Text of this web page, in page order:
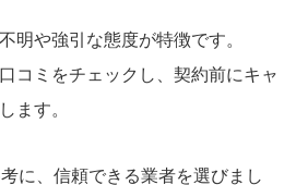
明や強引な態度が特徴です。
コミをチェックし、契約前にキャ
ます。
に、信頼できる業者を選びまし